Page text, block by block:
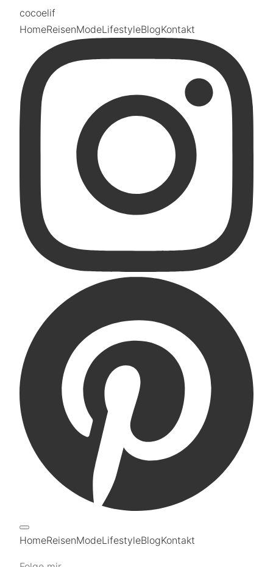
cocoelif
HomeReisenModeLifestyleBlogKontakt
HomeReisenModeLifestyleBlogKontakt